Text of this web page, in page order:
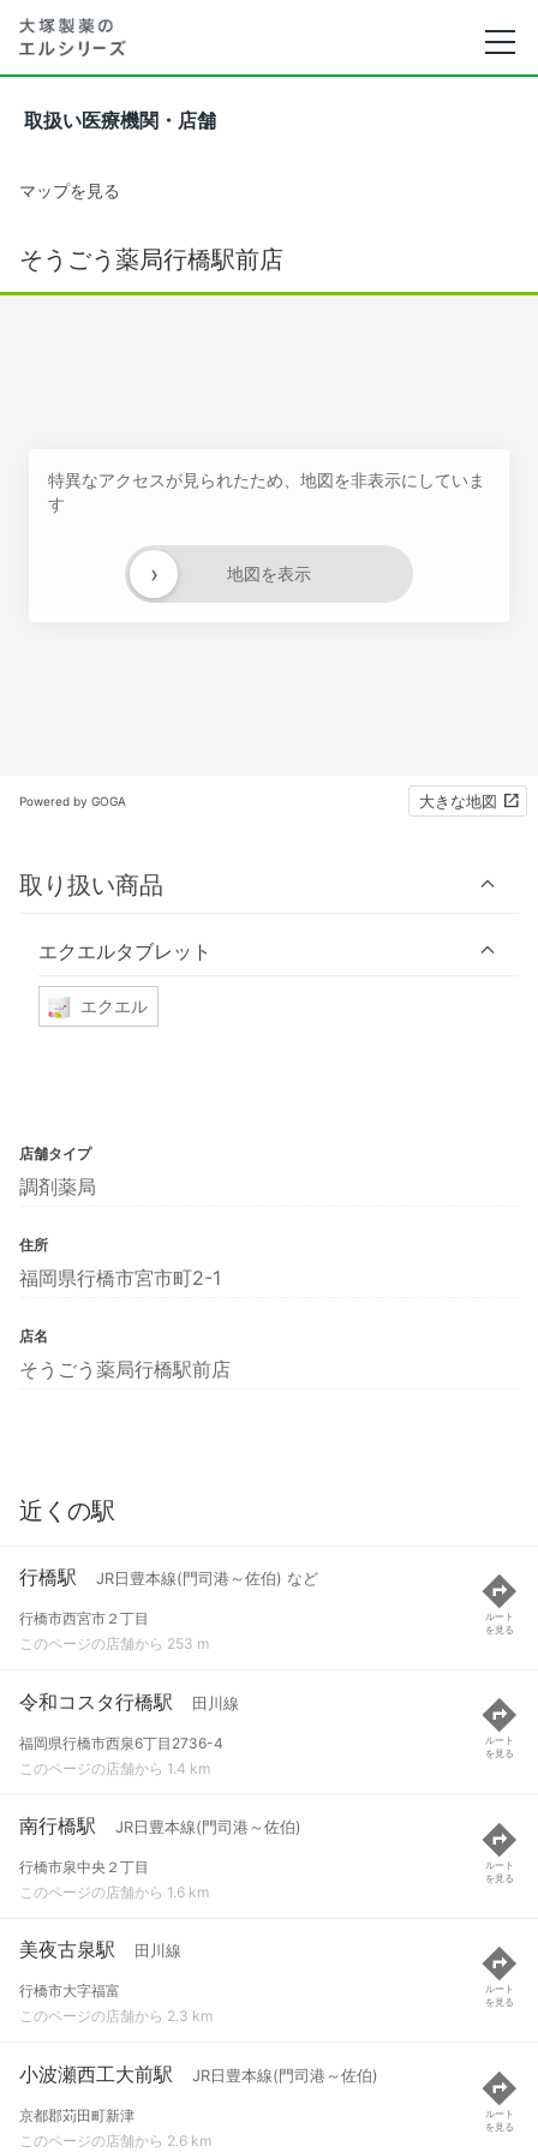
取扱い医療機関・店舗
マップを見る
そうごう薬局行橋駅前店
特異なアクセスが見られたため、地図を非表示にしていま
す
地図を表示
›
Powered by GOGA 大きな地図
取り扱い商品
エクエルタブレット
エクエル
店舗タイプ
調剤薬局
住所
福岡県行橋市宮市町2-1
店名
そうごう薬局行橋駅前店
近くの駅
行橋駅 JR日豊本線(門司港～佐伯) など
行橋市西宮市２丁目
このページの店舗から 253 m
ルート
を見る
令和コスタ行橋駅 田川線
福岡県行橋市西泉6丁目2736-4
このページの店舗から 1.4 km
ルート
を見る
南行橋駅 JR日豊本線(門司港～佐伯)
行橋市泉中央２丁目
このページの店舗から 1.6 km
ルート
を見る
美夜古泉駅 田川線
行橋市大字福富
このページの店舗から 2.3 km
ルート
を見る
小波瀬西工大前駅 JR日豊本線(門司港～佐伯)
京都郡苅田町新津
このページの店舗から 2.6 km
ルート
を見る